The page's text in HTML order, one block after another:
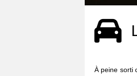
À peine sorti